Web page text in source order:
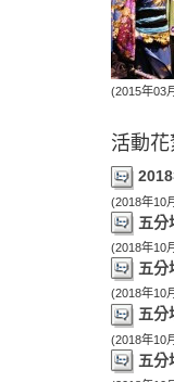
(2015年03
活動花
(2018年10
五分
(2018年10
五分
(2018年10
五分
(2018年10
五分